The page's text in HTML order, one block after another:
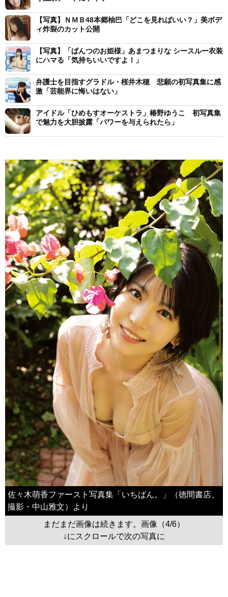
【写真】ＮＭＢ48本郷柚巴「どこを見ればいい？」美ボデ
ィ炸裂のカット公開
【写真】「ぱんつのお姫様」あまつまりな シースルー衣装
にハマる「気持ちいいですよ！」
弁護士を目指すグラドル・桜井木穂 悲願の初写真集に感
激「芸能界に悔いはない」
アイドル「ひめもすオーケストラ」椿野ゆうこ 初写真集
で魅力を大胆披露「パワーを与えられたら」
佐々木萌香ファースト写真集「いちばん。」（徳間書店、
撮影・中山雅文）より
まだまだ画像は続きます。画像（4/6）
↓にスクロールで次の写真に